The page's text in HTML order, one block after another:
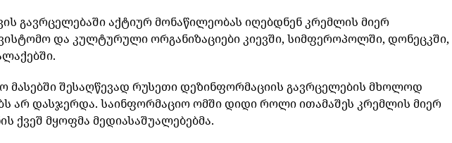
გავრცელებაშიაქტიურ მონაწილეობას იღებდნენ კრემლის მიერ
და კულტურულიორგანიზაციები კიევში,სიმფეროპოლში,დონეცკში,
.
მასებშიშესაღწევად რუსეთიდეზინფორმაციის გავრცელების მხოლოდ
არ დასჯერდა.საინფორმაციოომშიდიდიროლიითამაშეს კრემლის მიერ
ქვეშ მყოფმა მედიასაშუალებებმა.